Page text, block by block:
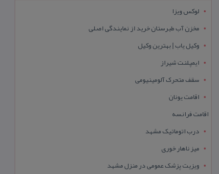
لوکس ویزا
مخزن آب طبرستان خرید از نمایندگی اصلی
وکیل یاب | بهترین وکیل
ایمپلنت شیراز
سقف متحرک آلومینیومی
اقامت یونان
اقامت فرانسه
درب اتوماتیک مشهد
میز ناهار خوری
ویزیت پزشک عمومی در منزل مشهد